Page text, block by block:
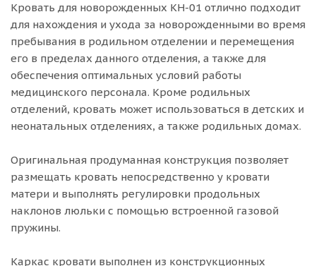
Кровать для новорожденных КН-01 отлично подходит
для нахождения и ухода за новорожденными во время
пребывания в родильном отделении и перемещения
его в пределах данного отделения, а также для
обеспечения оптимальных условий работы
медицинского персонала. Кроме родильных
отделений, кровать может использоваться в детских и
неонатальных отделениях, а также родильных домах.
Оригинальная продуманная конструкция позволяет
размещать кровать непосредственно у кровати
матери и выполнять регулировки продольных
наклонов люльки с помощью встроенной газовой
пружины.
Каркас кровати выполнен из конструкционных